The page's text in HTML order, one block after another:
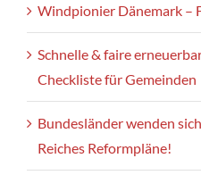
Windpionier Dänemark –
Schnelle & faire
Checkliste für Gemeinden
Bundesländer wenden
Reiches Reformpläne!